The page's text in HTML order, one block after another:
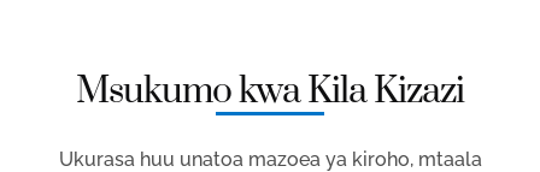
Msukumo kwa Kila Kizazi
Ukurasa huu unatoa mazoea ya kiroho, mtaala